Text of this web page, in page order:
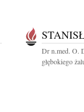
Dr n.med. O.
głębokiego